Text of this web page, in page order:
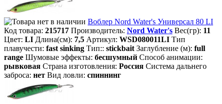
Воблер Nord Water's Универсал 80 LI
Код товара: 215717 Производитель: Nord Water's Вес(гр): 11
Цвет: LI Длина(см): 7,5 Артикул: WSD080011LI Тип
плавучести: fast sinking Тип:: stickbait Заглубление (м): full
range Шумовые эффекты: бесшумный Способ анимации:
рывковая Страна изготовления: Россия Система дальнего
заброса: нет Вид ловли: спиннинг